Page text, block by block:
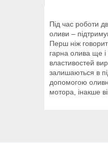
Під час роботи
оливи –
Перш ніж
гарна олива ще
властивостей
залишаються в
допомогою
мотора, інакше